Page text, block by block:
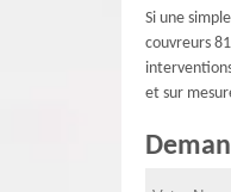
Si une
couvreurs
et sur